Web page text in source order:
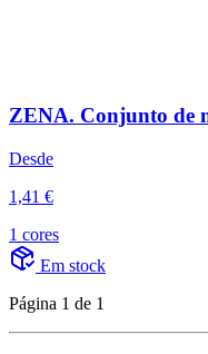
ZENA. Conjunto de
Desde
1,41 €
1 cores
Em stock
Página 1 de 1